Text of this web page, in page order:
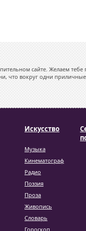
сайте. Желаем тебе
что вокруг одни
Искусство
Музыка
Кинематограф
Радио
Поэзия
Проза
Живопись
Словарь
Гороскоп